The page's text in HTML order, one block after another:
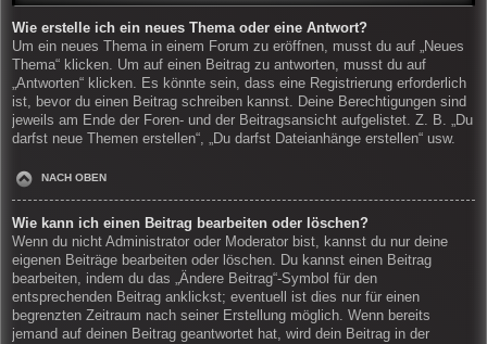
Wie erstelle ich ein neues Thema oder eine Antwort?
Um ein neues Thema in einem Forum zu eröffnen, musst du auf „Neues
Thema“ klicken. Um auf einen Beitrag zu antworten, musst du auf
„Antworten“ klicken. Es könnte sein, dass eine Registrierung erforderlich
ist, bevor du einen Beitrag schreiben kannst. Deine Berechtigungen sind
jeweils am Ende der Foren- und der Beitragsansicht aufgelistet. Z. B. „Du
darfst neue Themen erstellen“, „Du darfst Dateianhänge erstellen“ usw.
NACH OBEN
Wie kann ich einen Beitrag bearbeiten oder löschen?
Wenn du nicht Administrator oder Moderator bist, kannst du nur deine
eigenen Beiträge bearbeiten oder löschen. Du kannst einen Beitrag
bearbeiten, indem du das „Ändere Beitrag“-Symbol für den
entsprechenden Beitrag anklickst; eventuell ist dies nur für einen
begrenzten Zeitraum nach seiner Erstellung möglich. Wenn bereits
jemand auf deinen Beitrag geantwortet hat, wird dein Beitrag in der